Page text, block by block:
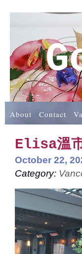
About Contact
Elisa溫
October 22,
Category: